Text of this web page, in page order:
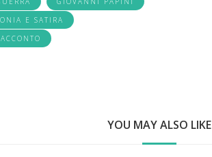
E SATIRA
YOU MAY ALSO LIKE